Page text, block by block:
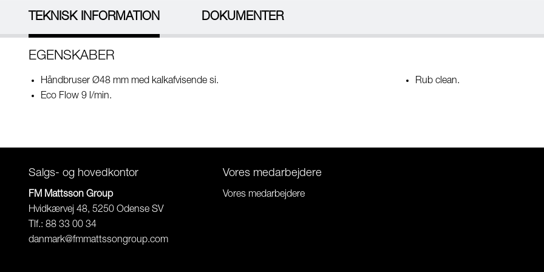
TEKNISK INFORMATION DOKUMENTER
EGENSKABER
Håndbruser Ø48 mm med kalkafvisende si.
Eco Flow 9 l/min.
Rub clean.
Salgs- og hovedkontor
FM Mattsson Group
Hvidkærvej 48, 5250 Odense SV
Tlf.: 88 33 00 34
danmark@fmmattssongroup.com
Vores medarbejdere
Vores medarbejdere